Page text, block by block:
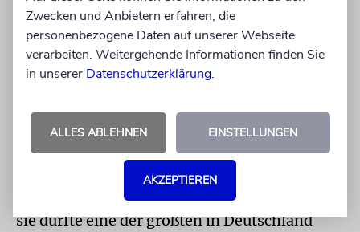
man nun wieder zusammensitzen kann und
auch wieder mehr Kinder zu Besuch ins Haus
kommen, hat sich ausgesprochen positiv
Etwa einen Tag braucht der Hausmeister der
Synagogengemeinde Köln, um die Sukka
aufzubauen, so Israel Meller, Mitarbeiter der
Gemeinde. Nun steht sie auf dem Hof – und
sie dürfte eine der größten in Deutschland
Zwecken und Anbietern erfahren, die
personenbezogene Daten auf unserer Webseite
verarbeiten. Weitergehende Informationen finden Sie
in unserer Datenschutzerklärung.
ALLES ABLEHNEN EINSTELLUNGEN
AKZEPTIEREN